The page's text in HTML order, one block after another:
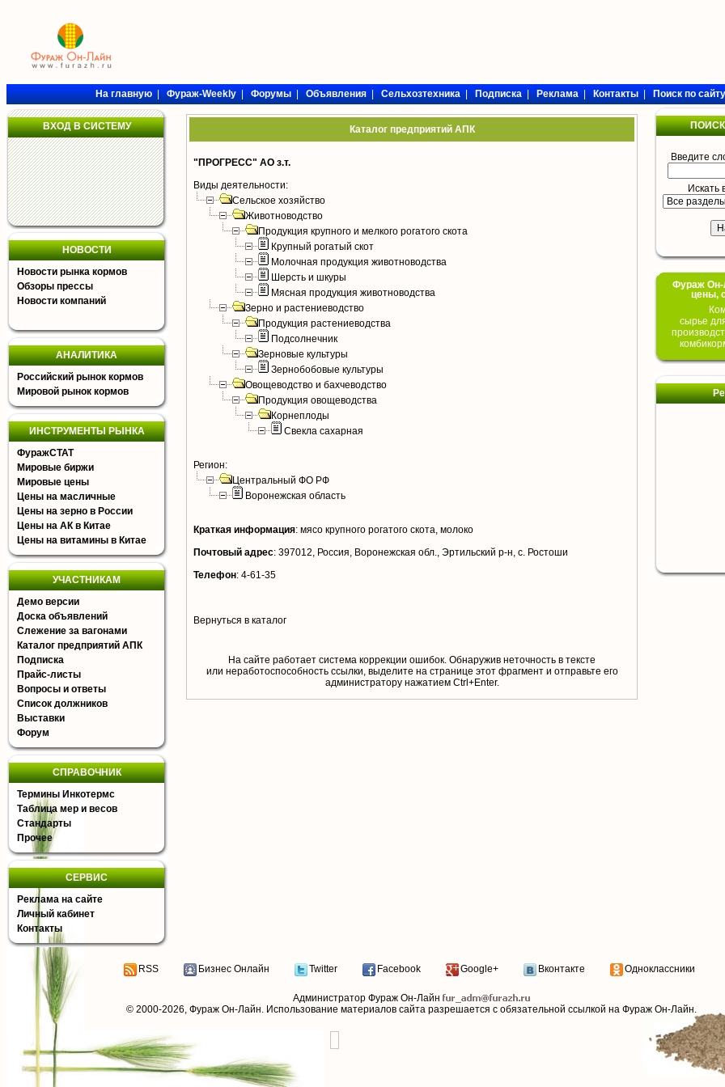
На главную|Фураж-Weekly|Форумы|Объявления|Сельхозтехника|Подписка|Реклама|Контакты|Поиск по сайту
ВХОД В СИСТЕМУ
НОВОСТИ
Новости рынка кормов
Обзоры прессы
Новости компаний
АНАЛИТИКА
Российский рынок кормов
Мировой рынок кормов
ИНСТРУМЕНТЫ РЫНКА
ФуражСТАТ
Мировые биржи
Мировые цены
Цены на масличные
Цены на зерно в России
Цены на АК в Китае
Цены на витамины в Китае
УЧАСТНИКАМ
Демо версии
Доска объявлений
Слежение за вагонами
Каталог предприятий АПК
Подписка
Прайс-листы
Вопросы и ответы
Список должников
Выставки
Форум
СПРАВОЧНИК
Термины Инкотермс
Таблица мер и весов
Стандарты
Прочее
СЕРВИС
Реклама на сайте
Личный кабинет
Контакты
Каталог предприятий АПК
"ПРОГРЕСС" АО з.т.
Виды деятельности:
Сельское хозяйство
Животноводство
Продукция крупного и мелкого рогатого скота
Крупный рогатый скот
Молочная продукция животноводства
Шерсть и шкуры
Мясная продукция животноводства
Зерно и растениеводство
Продукция растениеводства
Подсолнечник
Зерновые культуры
Зернобобовые культуры
Овощеводство и бахчеводство
Продукция овощеводства
Корнеплоды
Свекла сахарная
Регион:
Центральный ФО РФ
Воронежская область
Краткая информация: мясо крупного рогатого скота, молоко
Почтовый адрес: 397012, Россия, Воронежская обл., Эртильский р-н, с. Ростоши
Телефон: 4-61-35
Вернуться в каталог
На сайте работает система коррекции ошибок. Обнаружив неточность в тексте
или неработоспособность ссылки, выделите на странице этот фрагмент и отправьте его
aдминистратору нажатием Ctrl+Enter.
Введите
Искать
Фураж Он-
цены,
сырье
RSS Бизнес Онлайн Twitter Facebook Google+ Вконтакте Одноклассники
Администратор Фураж Он-Лайн
© 2000-2026, Фураж Он-Лайн. Использование материалов сайта разрешается с обязательной ссылкой на Фураж Он-Лайн.